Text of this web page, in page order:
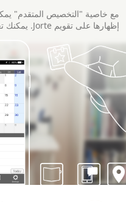
مع خاصية "التخصيص المتقدم"
إظهارها على تقويم Jorte. يمكنك تعيين عرض المزايا كي تلائم احتياجاتك!